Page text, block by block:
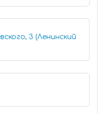
3 (Ленинский